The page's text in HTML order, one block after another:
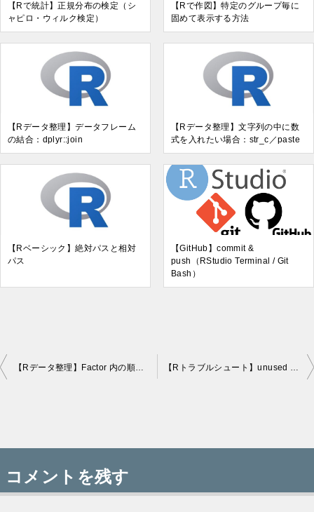
【Rで統計】正規分布の検定（シ
ャピロ・ウィルク検定）
【Rで作図】特定のグループ毎に
固めて表示する方法
【Rデータ整理】データフレーム
の結合：dplyr::join
【Rデータ整理】文字列の中に数
式を入れたい場合：str_c／paste
【Rベーシック】絶対パスと相対
パス
【GitHub】commit &
push（RStudio Terminal / Git
Bash）
投
稿
ナ
【Rデータ整理】Factor 内の順序を入れ替える 【Rトラブルシュート】unused argument
コメントを残す